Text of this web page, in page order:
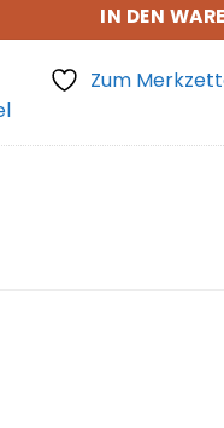
IN DEN
Zum